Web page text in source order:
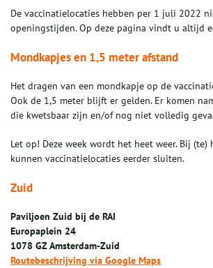
De vaccinatielocaties hebben per 1 juli 2022
openingstijden. Op deze pagina vindt u altijd
Mondkapjes en 1,5 meter afstand
Het dragen van een mondkapje op de
Ook de 1,5 meter blijft er gelden. Er komen
die kwetsbaar zijn en/of nog niet volledig
Let op! Deze week wordt het heet weer. Bij
kunnen vaccinatielocaties eerder sluiten.
Zuid
Paviljoen Zuid bij de RAI
Europaplein 24
1078 GZ Amsterdam-Zuid
Routebeschrijving via Google Maps